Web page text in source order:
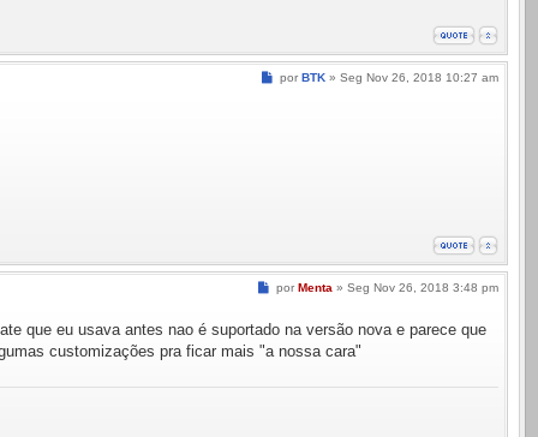
Mensagem
por BTK » Seg Nov 26, 2018 10:27 am
Mensagem
por Menta » Seg Nov 26, 2018 3:48 pm
que eu usava antes nao é suportado na versão nova e parece que
customizações pra ficar mais "a nossa cara"